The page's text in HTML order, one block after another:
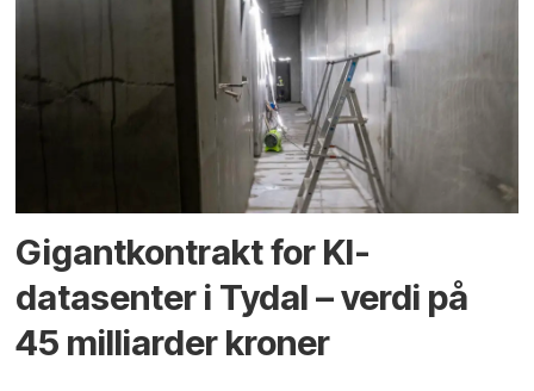
Gigantkontrakt for KI-
datasenter i Tydal – verdi på
45 milliarder kroner